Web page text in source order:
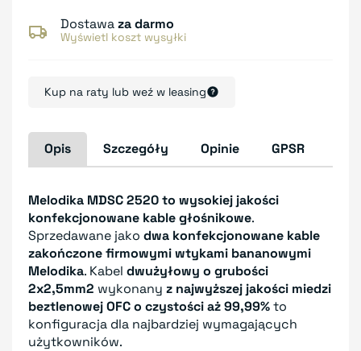
Dostawaza darmo
Wyświetl koszt wysyłki
Kup na raty lub weź w leasing
Opis Szczegóły Opinie GPSR
Melodika MDSC 2520 to wysokiej jakości
konfekcjonowane kable głośnikowe.
Sprzedawane jako dwa konfekcjonowane kable
zakończone firmowymi wtykami bananowymi
Melodika. Kabel dwużyłowy o grubości
2x2,5mm2 wykonany z najwyższej jakości miedzi
beztlenowej OFC o czystości aż 99,99%to
konfiguracja dla najbardziej wymagających
użytkowników.